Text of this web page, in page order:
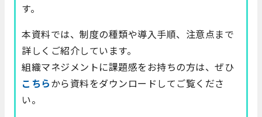
す。
本資料では、制度の種類や導入手順、注意点まで
詳しくご紹介しています。
組織マネジメントに課題感をお持ちの方は、ぜひ
こちらから資料をダウンロードしてご覧くださ
い。